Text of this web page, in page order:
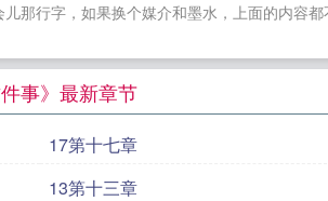
mafia，是前mafia干部。” “这
异能类作品，主场在文野。文名
改了（目移） 3感谢世界上最会
震惊 4喜欢我就收藏我！不喜欢
原创预收，收藏够了大概就会开！
那行字，如果换个媒介和墨水，上面的内容
事》最新章节
17第十七章
13第十三章